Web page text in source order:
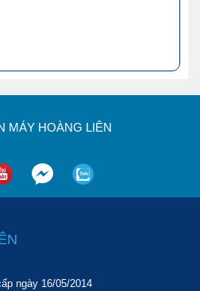
MÁY HOÀNG LIÊN
ngày 16/05/2014